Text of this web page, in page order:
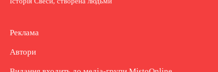
Реклама
Автори